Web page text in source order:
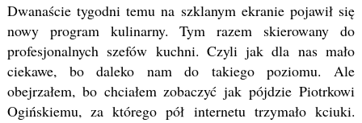
Dwanaście tygodni temu na szklanym ekranie pojawił się
nowy program kulinarny. Tym razem skierowany do
profesjonalnych szefów kuchni. Czyli jak dla nas mało
ciekawe, bo daleko nam do takiego poziomu. Ale
obejrzałem, bo chciałem zobaczyć jak pójdzie Piotrkowi
Ogińskiemu, za którego pół internetu trzymało kciuki.